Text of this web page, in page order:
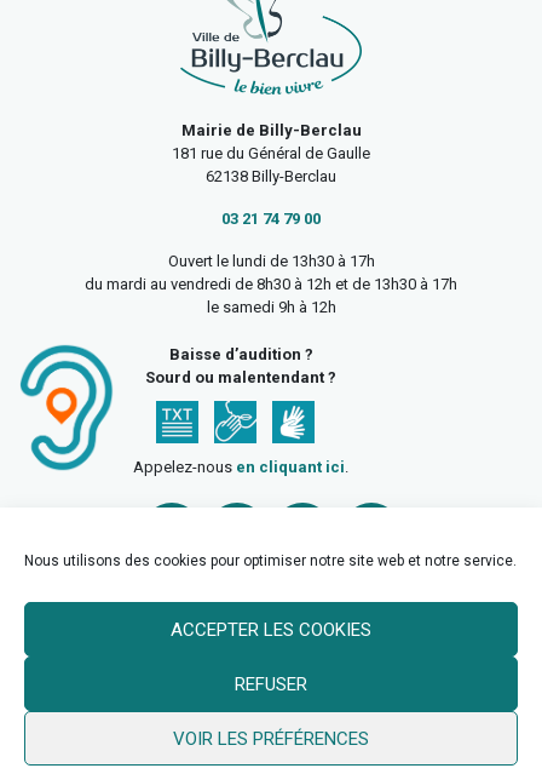
Nous utilisons des cookies pour optimiser notre site web et notre service.
ACCEPTER LES COOKIES
REFUSER
VOIR LES PRÉFÉRENCES
Mairie de Billy-Berclau
181 rue du Général de Gaulle
62138 Billy-Berclau
03 21 74 79 00
Ouvert le lundi de 13h30 à 17h
du mardi au vendredi de 8h30 à 12h et de 13h30 à 17h
le samedi 9h à 12h
Baisse d’audition ?
Sourd ou malentendant ?
Appelez-nous en cliquant ici.
© 2026 Ville de Billy Berclau —neoweb.fr